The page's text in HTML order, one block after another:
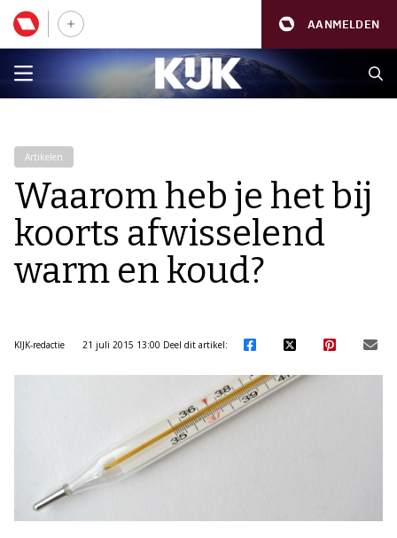
AANMELDEN
Artikelen
Waarom heb je het bij
koorts afwisselend
warm en koud?
KIJK-redactie 21 juli 2015 13:00 Deel dit artikel: